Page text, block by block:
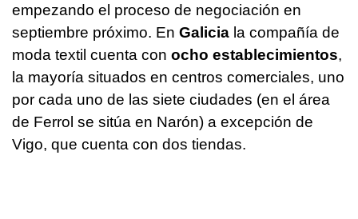
empezando el proceso de negociación en
septiembre próximo. En Galicia la compañía de
moda textil cuenta con ocho establecimientos,
la mayoría situados en centros comerciales, uno
por cada uno de las siete ciudades (en el área
de Ferrol se sitúa en Narón) a excepción de
Vigo, que cuenta con dos tiendas.